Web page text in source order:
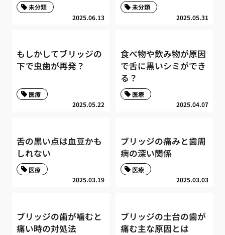
2025.06.13
未分類
2025.05.31
未分類
もしかしてブリッジの
下で虫歯が再発？
2025.05.22
医療
食べ物や飲み物が原因
で舌に黒いシミができ
る？
2025.04.07
医療
舌の黒い点は血豆かも
しれない
2025.03.19
医療
ブリッジの痛みと歯周
病の深い関係
2025.03.03
医療
ブリッジの歯が噛むと
痛い時の対処法
ブリッジの土台の歯が
痛む主な原因とは